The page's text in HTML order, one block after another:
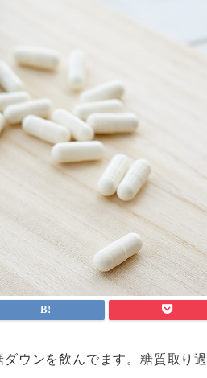
ウンを飲んでます。糖質取り